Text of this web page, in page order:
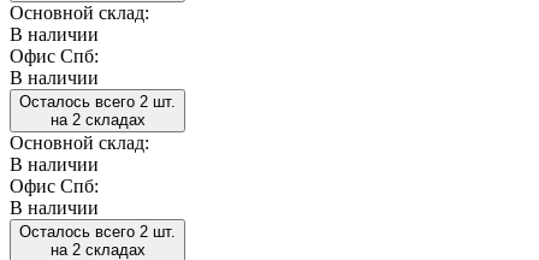
Основной склад:
В наличии
Офис Спб:
В наличии
Осталось всего 2 шт.
на 2 складах
Основной склад:
В наличии
Офис Спб:
В наличии
Осталось всего 2 шт.
на 2 складах